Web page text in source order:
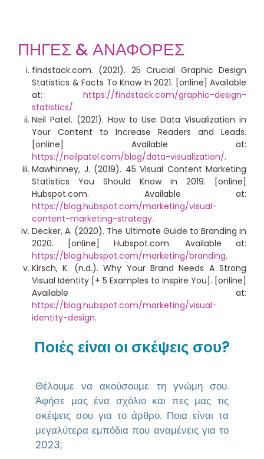
ΠΗΓΕΣ & ΑΝΑΦΟΡΕΣ
findstack.com. (2021). 25 Crucial Graphic Design
Statistics & Facts To Know In 2021. [online] Available
at: https://findstack.com/graphic-design-
statistics/.
Neil Patel. (2021). How to Use Data Visualization in
Your Content to Increase Readers and Leads.
[online] Available at:
https://neilpatel.com/blog/data-visualization/.
Mawhinney, J. (2019). 45 Visual Content Marketing
Statistics You Should Know in 2019. [online]
Hubspot.com. Available at:
https://blog.hubspot.com/marketing/visual-
content-marketing-strategy.
Decker, A. (2020). The Ultimate Guide to Branding in
2020. [online] Hubspot.com. Available at:
https://blog.hubspot.com/marketing/branding.
Kirsch, K. (n.d.). Why Your Brand Needs A Strong
Visual Identity [+ 5 Examples to Inspire You]. [online]
Available at:
https://blog.hubspot.com/marketing/visual-
identity-design.
Ποιές είναι οι σκέψεις σου?
Θέλουμε να ακούσουμε τη γνώμη σου.
Άφήσε μας ένα σχόλιο και πες μας τις
σκέψεις σου για το άρθρο. Ποια είναι τα
μεγαλύτερα εμπόδια που αναμένεις για το
2023;